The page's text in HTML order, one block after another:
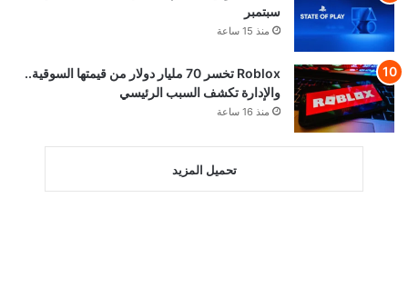
سبتمبر
منذ 15 ساعة
Roblox تخسر 70 مليار دولار من قيمتها السوقية..
والإدارة تكشف السبب الرئيسي
منذ 16 ساعة
تحميل المزيد